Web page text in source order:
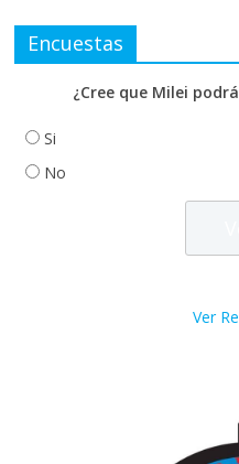
Encuestas
¿Cree que Milei
Si
No
Ver